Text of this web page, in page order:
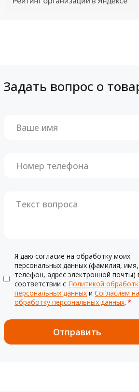
Задать вопрос о
Я даю согласие на обработку моих
персональных данных (фамилия, имя,
телефон, адрес электронной почты)
соответствии с Политикой
персональных данных и Согласием на
обработку персональных данных. *